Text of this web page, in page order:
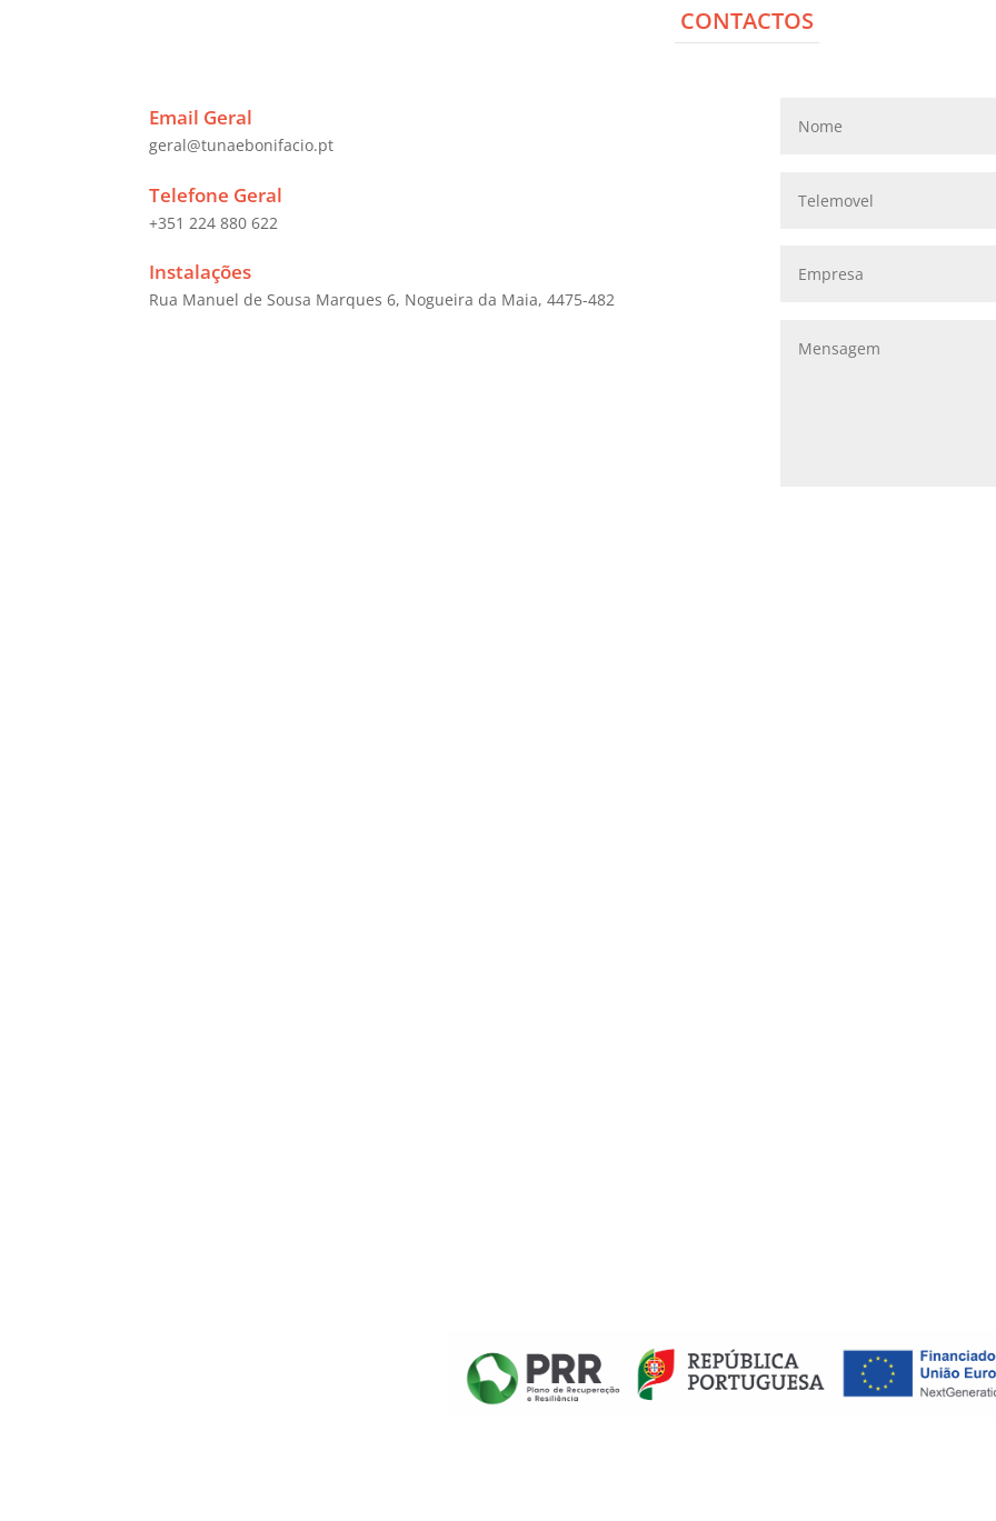
CONTACTOS
Email Geral
geral@tunaebonifacio.pt
Telefone Geral
+351 224 880 622
Instalações
Rua Manuel de Sousa Marques 6, Nogueira da Maia, 4475-482